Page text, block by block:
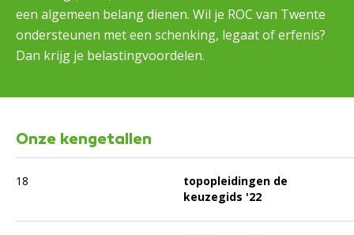
een algemeen belang dienen. Wil je ROC van Twente
ondersteunen met een schenking, legaat of erfenis?
Dan krijg je belastingvoordelen.
Onze kengetallen
18
topopleidingen de
keuzegids '22